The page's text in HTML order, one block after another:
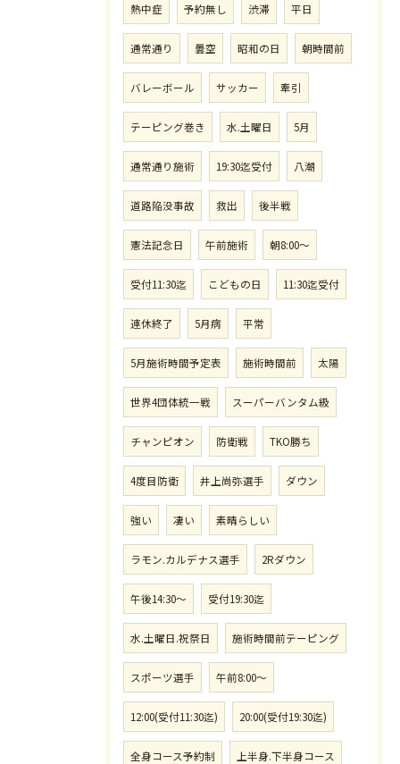
熱中症 予約無し 渋滞 平日
通常通り 曇空 昭和の日 朝時間前
バレーボール サッカー 牽引
テーピング巻き 水.土曜日 5月
通常通り施術 19:30迄受付 八潮
道路陥没事故 救出 後半戦
憲法記念日 午前施術 朝8:00〜
受付11:30迄 こどもの日 11:30迄受付
連休終了 5月病 平常
5月施術時間予定表 施術時間前 太陽
世界4団体統一戦 スーパーバンタム級
チャンピオン 防衛戦 TKO勝ち
4度目防衛 井上尚弥選手 ダウン
強い 凄い 素晴らしい
ラモン.カルデナス選手 2Rダウン
午後14:30〜 受付19:30迄
水.土曜日.祝祭日 施術時間前テーピング
スポーツ選手 午前8:00〜
12:00(受付11:30迄) 20:00(受付19:30迄)
全身コース予約制 上半身.下半身コース